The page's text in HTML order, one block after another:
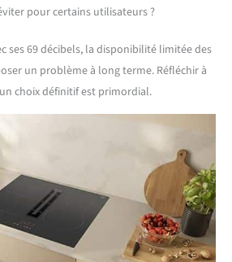
pour certains utilisateurs ?
ses 69 décibels, la disponibilité limitée des
un problème à long terme. Réfléchir à
choix définitif est primordial.